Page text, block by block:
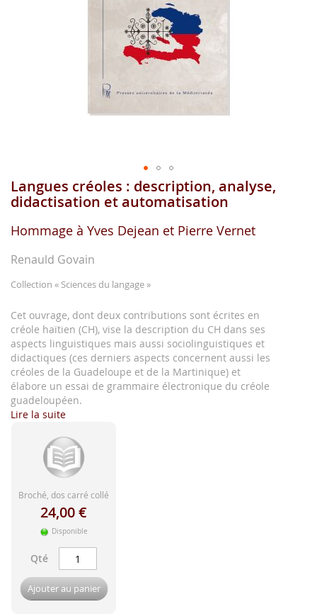
Aller
au
de
gallerie
Langues créoles : description, analyse,
didactisation et automatisation
Hommage à Yves Dejean et Pierre Vernet
Renauld Govain
Collection « Sciences du langage »
Cet ouvrage, dont deux contributions sont écrites en
créole haïtien (CH), vise la description du CH dans ses
aspects linguistiques mais aussi sociolinguistiques et
didactiques (ces derniers aspects concernent aussi les
créoles de la Guadeloupe et de la Martinique) et
élabore un essai de grammaire électronique du créole
guadeloupéen.
Lire la suite
Broché, dos carré collé
24,00 €
Disponible
Qté
Ajouter au panier